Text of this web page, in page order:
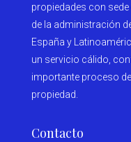
propiedades con sede
de la administración
España y
un servicio cálido,
importante proceso
propiedad.
Contacto